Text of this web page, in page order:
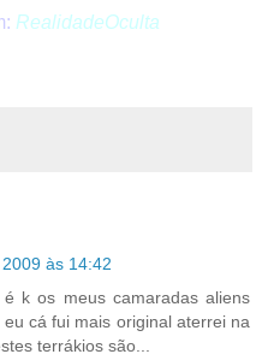
RealidadeOculta
às 14:42
k os meus camaradas aliens
cá fui mais original aterrei na
terrákios são...